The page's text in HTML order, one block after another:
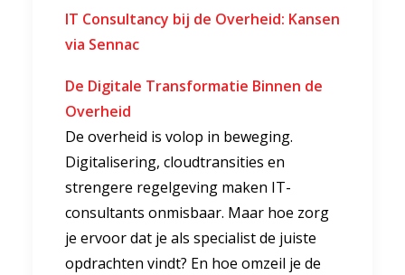
IT Consultancy bij de Overheid: Kansen
via Sennac
De Digitale Transformatie Binnen de
Overheid
De overheid is volop in beweging.
Digitalisering, cloudtransities en
strengere regelgeving maken IT-
consultants onmisbaar. Maar hoe zorg
je ervoor dat je als specialist de juiste
opdrachten vindt? En hoe omzeil je de